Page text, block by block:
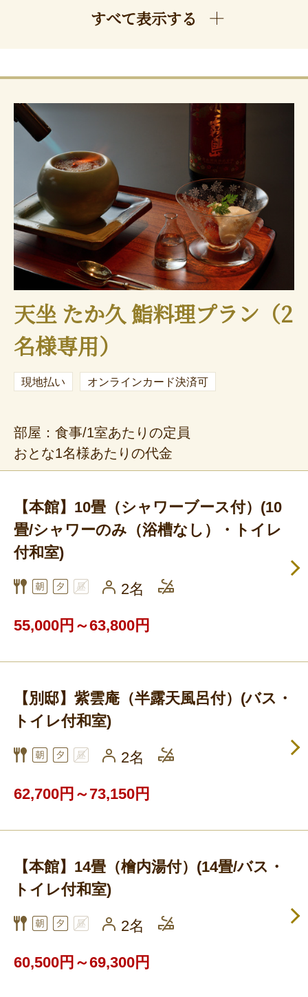
すべて表示する
天坐 たか久 鮨料理プラン（2
名様専用）
現地払い オンラインカード決済可
部屋：食事/1室あたりの定員
おとな1名様あたりの代金
【本館】10畳（シャワーブース付）(10
畳/シャワーのみ（浴槽なし）・トイレ
付和室)
2名
55,000円～63,800円
【別邸】紫雲庵（半露天風呂付）(バス・
トイレ付和室)
2名
62,700円～73,150円
【本館】14畳（檜内湯付）(14畳/バス・
トイレ付和室)
2名
60,500円～69,300円